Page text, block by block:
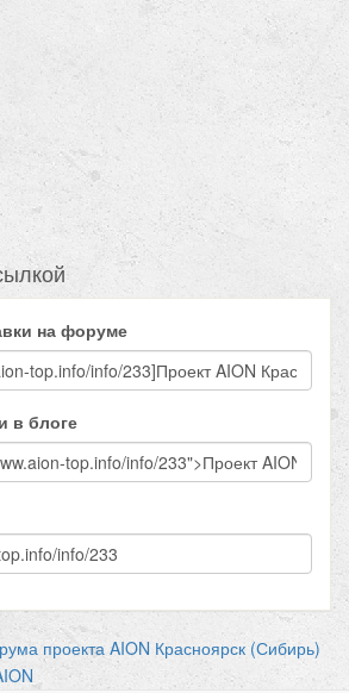
на форуме
в блоге
проекта AION Красноярск (Сибирь)